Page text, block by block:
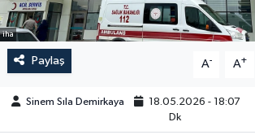
iha
Paylaş A- A+
Sinem Sıla Demirkaya 18.05.2026 - 18:07
Dk